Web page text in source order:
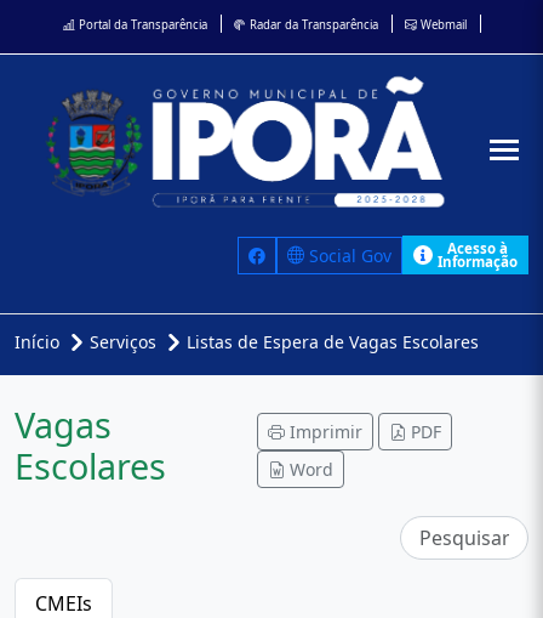
Portal da Transparência Radar da Transparência Webmail
Social Gov Acesso à
Informação
Início Serviços Listas de Espera de Vagas Escolares
Vagas
Escolares
Imprimir
PDF
Word
CMEIs